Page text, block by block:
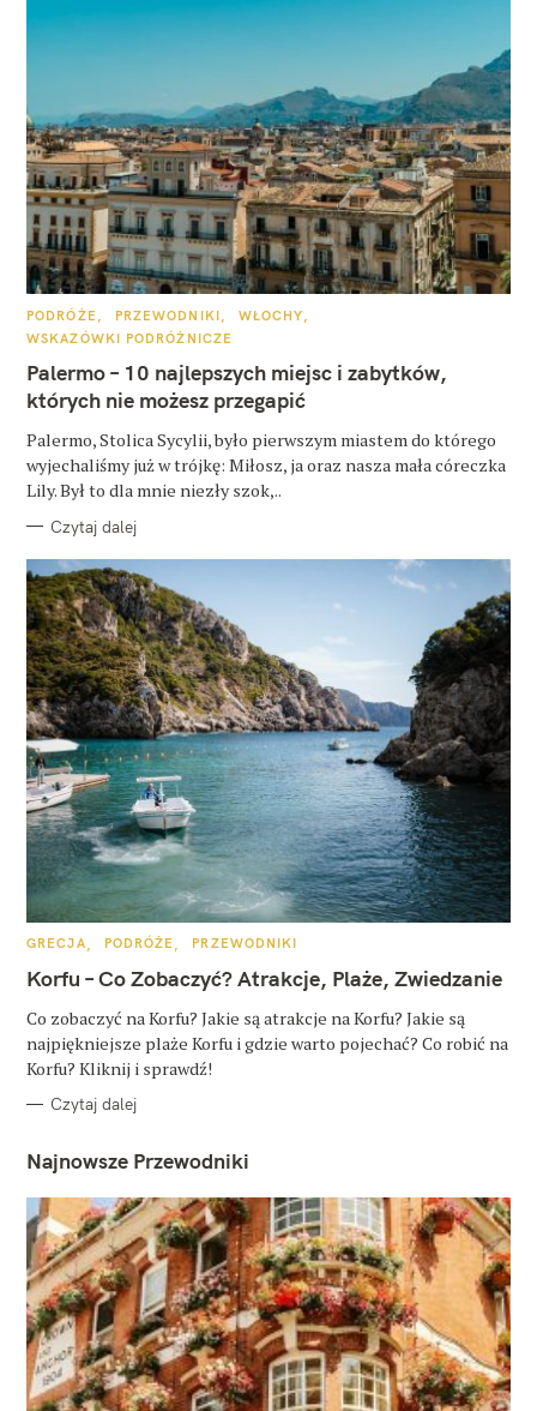
K
T
G
R
PODRÓŻE PRZEWODNIKI
WŁOCHY
WSKAZÓWKI PODRÓŻNICZE
Palermo – 10 najlepszych miejsc i zabytków,
których nie możesz przegapić
Palermo, Stolica Sycylii, było pierwszym miastem do którego
wyjechaliśmy już w trójkę: Miłosz, ja oraz nasza mała córeczka
Lily. Był to dla mnie niezły szok,..
Czytaj dalej
K
T
E
O
R
I
GRECJA PODRÓŻE PRZEWODNIKI
Korfu – Co Zobaczyć? Atrakcje, Plaże, Zwiedzanie
Co zobaczyć na Korfu? Jakie są atrakcje na Korfu? Jakie są
najpiękniejsze plaże Korfu i gdzie warto pojechać? Co robić na
Korfu? Kliknij i sprawdź!
Czytaj dalej
Najnowsze Przewodniki